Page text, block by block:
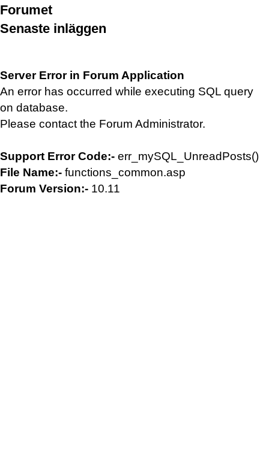
Forumet
Senaste inläggen
Server Error in Forum Application
An error has occurred while executing SQL query
on database.
Please contact the Forum Administrator.
Support Error Code:- err_mySQL_UnreadPosts()
File Name:- functions_common.asp
Forum Version:- 10.11